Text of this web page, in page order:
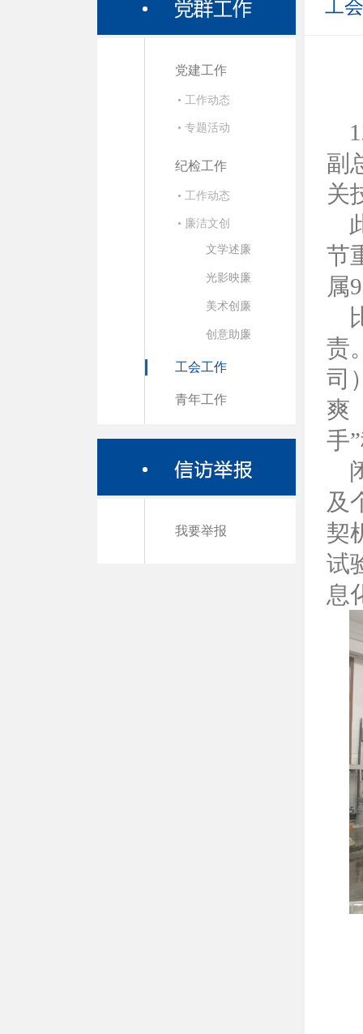
党建工作
• 工作动态
• 专题活动
纪检工作
• 工作动态
• 廉洁文创
文学述廉
光影映廉
美术创廉
创意助廉
工会工作
青年工作
我要举报
工
副
关
节
属
责
司
爽
手
及
契
试
息